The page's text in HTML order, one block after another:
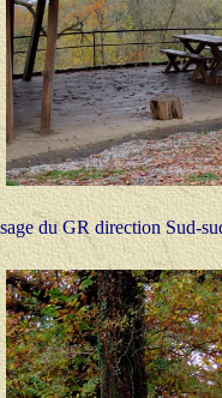
du GR direction Sud-